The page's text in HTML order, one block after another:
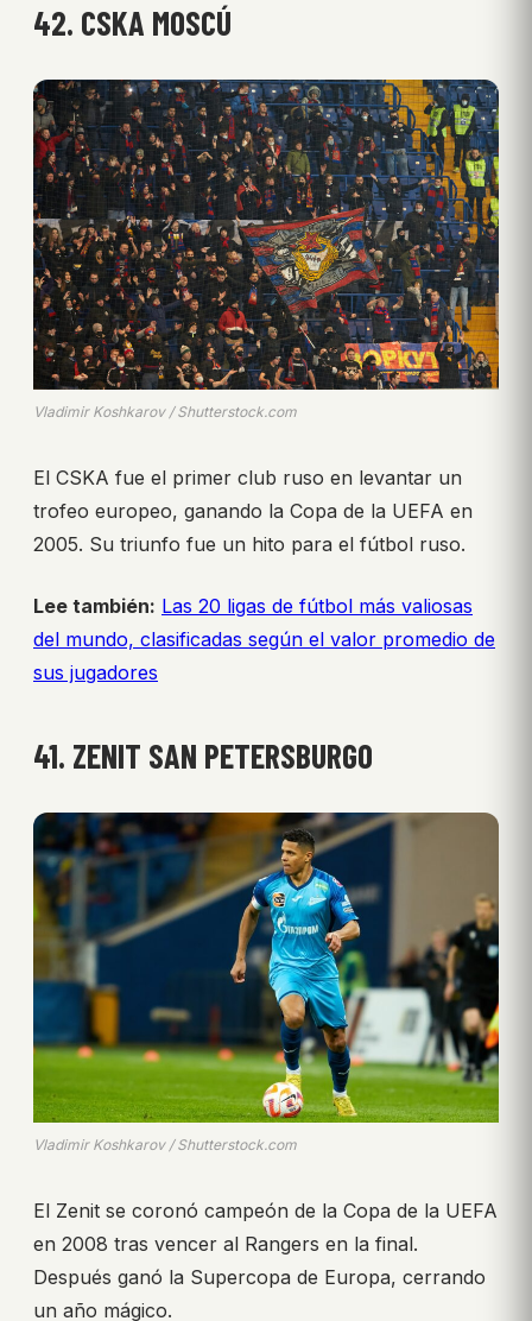
42. CSKA MOSCÚ
Vladimir Koshkarov / Shutterstock.com
El CSKA fue el primer club ruso en levantar un
trofeo europeo, ganando la Copa de la UEFA en
2005. Su triunfo fue un hito para el fútbol ruso.
Lee también: Las 20 ligas de fútbol más valiosas
del mundo, clasificadas según el valor promedio de
sus jugadores
41. ZENIT SAN PETERSBURGO
Vladimir Koshkarov / Shutterstock.com
El Zenit se coronó campeón de la Copa de la UEFA
en 2008 tras vencer al Rangers en la final.
Después ganó la Supercopa de Europa, cerrando
un año mágico.